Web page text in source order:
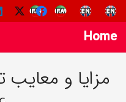
Home
مزایا و